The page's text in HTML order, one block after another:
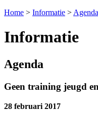
Home > Informatie > Agenda
Informatie
Agenda
Geen training jeugd
28 februari 2017